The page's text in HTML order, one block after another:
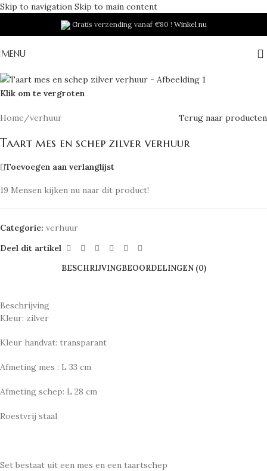
Skip to navigation Skip to main content
Gratis verzending vanaf €80 ! Winkel nu
MENU
Klik om te vergroten
Home /verhuur Terug naar producten
Taart mes en schep zilver verhuur
Toevoegen aan verlanglijst
19 Mensen kijken nu naar dit product!
Categorie: verhuur
Deel dit artikel
BESCHRIJVINGBEOORDELINGEN (0)
Beschrijving
Kleur: zilver
Kleur handvat: transparant
Afmeting mes : L 33 cm
Afmeting schep: L 28 cm
Roestvrij staal
Set bestaat uit een mes en een taartschep